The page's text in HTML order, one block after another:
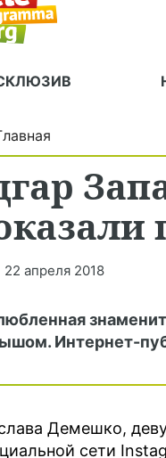
22 апреля 2018
Интернет-
Демешко,
сети